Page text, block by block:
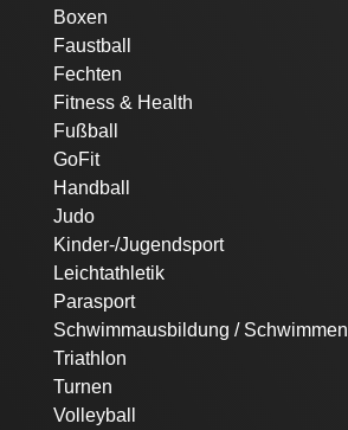
überspringen
Boxen
Faustball
Fechten
Fitness & Health
Fußball
GoFit
Handball
Judo
Kinder-/Jugendsport
Leichtathletik
Parasport
Schwimmausbildung / Schwimmen
Triathlon
Turnen
Volleyball